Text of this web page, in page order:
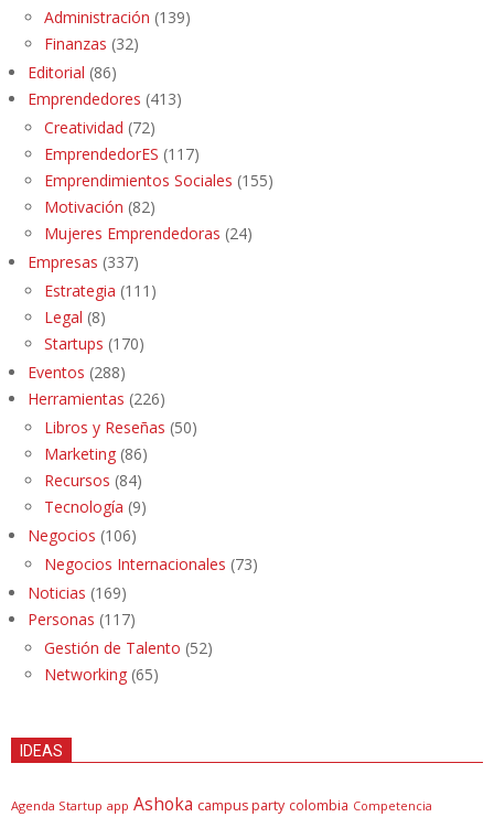
Administración (139)
Finanzas (32)
Editorial (86)
Emprendedores (413)
Creatividad (72)
EmprendedorES (117)
Emprendimientos Sociales (155)
Motivación (82)
Mujeres Emprendedoras (24)
Empresas (337)
Estrategia (111)
Legal (8)
Startups (170)
Eventos (288)
Herramientas (226)
Libros y Reseñas (50)
Marketing (86)
Recursos (84)
Tecnología (9)
Negocios (106)
Negocios Internacionales (73)
Noticias (169)
Personas (117)
Gestión de Talento (52)
Networking (65)
IDEAS
Agenda Startup app Ashoka campus party colombia Competencia